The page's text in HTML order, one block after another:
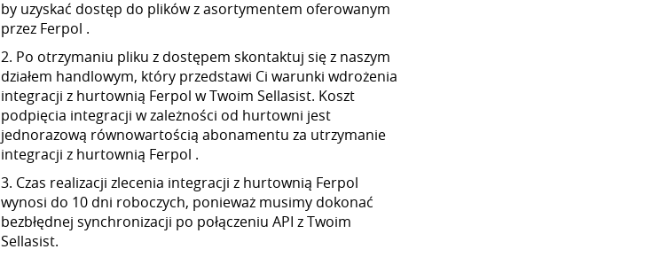
by uzyskać dostęp do plików z asortymentem oferowanym
przez Ferpol .
2. Po otrzymaniu pliku z dostępem skontaktuj się z naszym
działem handlowym, który przedstawi Ci warunki wdrożenia
integracji z hurtownią Ferpol w Twoim Sellasist. Koszt
podpięcia integracji w zależności od hurtowni jest
jednorazową równowartością abonamentu za utrzymanie
integracji z hurtownią Ferpol .
3. Czas realizacji zlecenia integracji z hurtownią Ferpol
wynosi do 10 dni roboczych, ponieważ musimy dokonać
bezbłędnej synchronizacji po połączeniu API z Twoim
Sellasist.